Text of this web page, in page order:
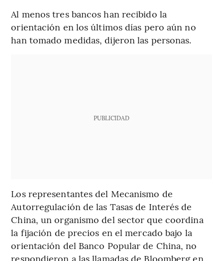
Al menos tres bancos han recibido la
orientación en los últimos días pero aún no
han tomado medidas, dijeron las personas.
PUBLICIDAD
Los representantes del Mecanismo de
Autorregulación de las Tasas de Interés de
China, un organismo del sector que coordina
la fijación de precios en el mercado bajo la
orientación del Banco Popular de China, no
respondieron a las llamadas de Bloomberg en